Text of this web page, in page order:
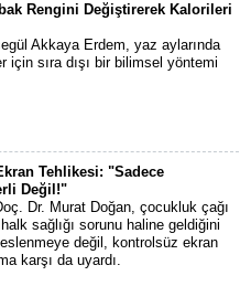
Rengini Değiştirerek Kalorileri
Akkaya Erdem, yaz aylarında
sıra dışı bir bilimsel yöntemi
Tehlikesi: "Sadece
Değil!"
Dr. Murat Doğan, çocukluk çağı
sağlığı sorunu haline geldiğini
değil, kontrolsüz ekran
karşı da uyardı.